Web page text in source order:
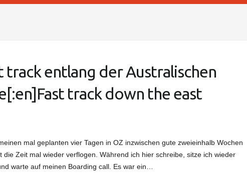
track entlang der Australischen
track down the east
mal geplanten vier Tagen in OZ inzwischen gute zweieinhalb Wochen
die Zeit mal wieder verflogen. Während ich hier schreibe, sitze ich wieder
warte auf meinen Boarding call. Es war ein…